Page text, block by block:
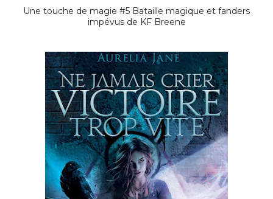
Une touche de magie #5 Bataille magique et fanders
impévus de KF Breene